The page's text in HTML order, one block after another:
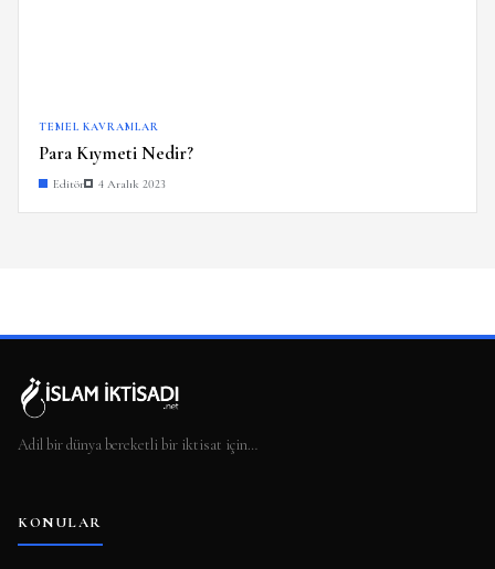
TEMEL KAVRAMLAR
Para Kıymeti Nedir?
Editör 4 Aralık 2023
Adil bir dünya bereketli bir iktisat için…
KONULAR